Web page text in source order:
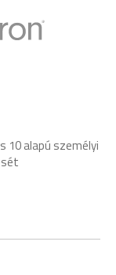
10 alapú személyi